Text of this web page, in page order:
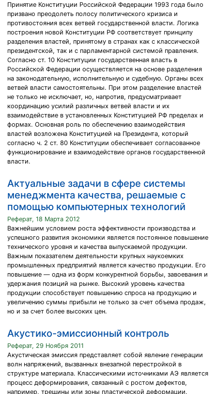
Принятие Конституции Российской Федерации 1993 года было
призвано преодолеть полосу политического кризиса и
противостояния всех ветвей государственной власти. Логика
построения новой Конституции РФ соответствует принципу
разделения властей, принятому в странах как с классической
президентской, так и с парламентарной системой правления.
Согласно ст. 10 Конституции государственная власть в
Российской Федерации осуществляется на основе разделения
на законодательную, исполнительную и судебную. Органы всех
ветвей власти самостоятельны. При этом разделение властей
не только не исключает, но, напротив, предусматривает
координацию усилий различных ветвей власти и их
взаимодействие в установленных Конституцией РФ пределах и
формах. Основная роль по обеспечению взаимодействия
властей возложена Конституцией на Президента, который
согласно ч. 2 ст. 80 Конституции обеспечивает согласованное
функционирование и взаимодействие органов государственной
власти.
Актуальные задачи в сфере системы
менеджмента качества, решаемые с
помощью компьютерных технологий
Реферат, 18 Марта 2012
Важнейшим условием роста эффективности производства и
успешного развития экономики является постоянное повышение
технического уровня и качества выпускаемой продукции.
Важным показателем деятельности крупных наукоемких
промышленных предприятий является качество продукции. Его
повышение — одна из форм конкурентной борьбы, завоевания и
удержания позиций на рынке. Высокий уровень качества
продукции способствует повышению спроса на продукцию и
увеличению суммы прибыли не только за счет объема продаж,
но и за счет более высоких цен.
Акустико-эмиссионный контроль
Реферат, 29 Ноября 2011
Акустическая эмиссия представляет собой явление генерации
волн напряжений, вызванных внезапной перестройкой в
структуре материала. Классическими источниками АЭ является
процесс деформирования, связанный с ростом дефектов,
например, трещины или зоны пластической деформации.